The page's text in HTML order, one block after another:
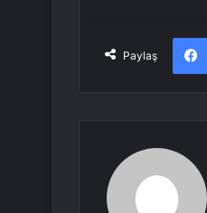
Paylaş